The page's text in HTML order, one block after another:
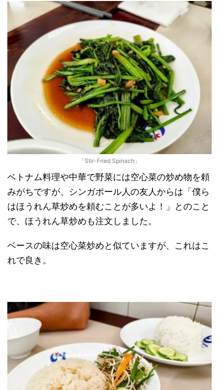
「Stir-Fried Spinach」
ベトナム料理や中華で野菜には空心菜の炒め物を頼
みがちですが、シンガポール人の友人からは「僕ら
はほうれん草炒めを頼むことが多いよ！」とのこと
で、ほうれん草炒めも注文しました。
ベースの味は空心菜炒めと似ていますが、これはこ
れで良き。